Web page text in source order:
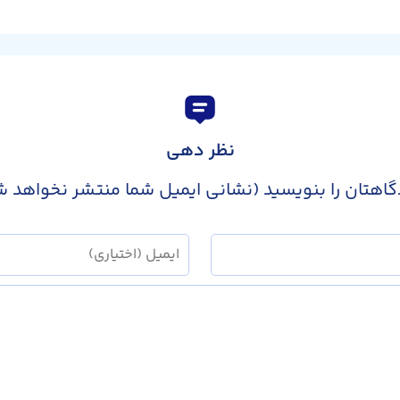
نظر دهی
را بنویسید (نشانی ایمیل شما منتشر